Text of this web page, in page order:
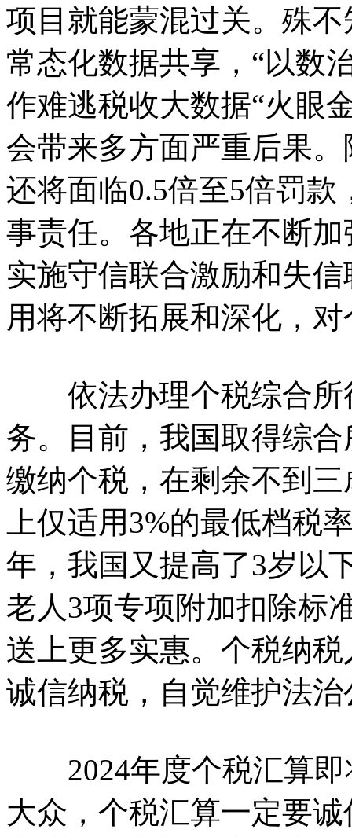
项目就能蒙混过关。殊
常态化数据共享，“以数
作难逃税收大数据“火眼
会带来多方面严重后果
还将面临0.5倍至5倍罚
事责任。各地正在不断
实施守信联合激励和失
用将不断拓展和深化，
依法办理个税综合所
务。目前，我国取得综
缴纳个税，在剩余不到
上仅适用3%的最低档税
年，我国又提高了3岁以
老人3项专项附加扣除标
送上更多实惠。个税纳
诚信纳税，自觉维护法
2024年度个税汇算即
大众，个税汇算一定要